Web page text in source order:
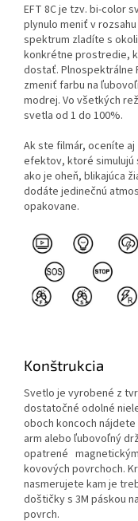
EFT 8C je tzv. bi-color
plynulo meniť v rozsahu
spektrum zladíte s
konkrétne prostredie,
dostať. Plnospektrálne
zmeniť farbu na
modrej. Vo všetkých
svetla od 1 do 100%.
Ak ste filmár, oceníte
efektov, ktoré simulujú
ako je oheň, blikajúca
dodáte jedinečnú
opakovane.
Konštrukcia
Svetlo je vyrobené z
dostatočné odolné
oboch koncoch
arm alebo ľubovoľný
opatrené
kovových povrchoch.
nasmerujete kam je
doštičky s 3M páskou
povrch.